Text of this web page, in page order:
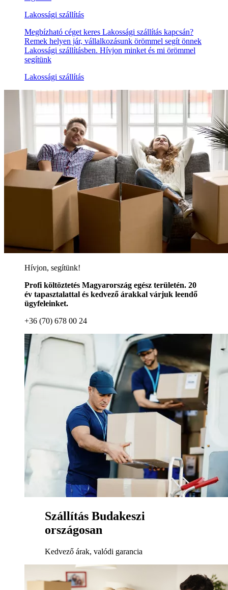
Lakossági szállítás
Megbízható céget keres Lakossági szállítás kapcsán?
Remek helyen jár, vállalkozásunk örömmel segít önnek
Lakossági szállításben. Hívjon minket és mi örömmel
segítünk
Lakossági szállítás
Hívjon, segítünk!
Profi költöztetés Magyarország egész területén. 20
év tapasztalattal és kedvező árakkal várjuk leendő
ügyfeleinket.
+36 (70) 678 00 24
Szállítás Budakeszi
országosan
Kedvező árak, valódi garancia